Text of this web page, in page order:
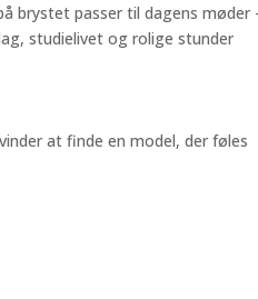
brystet passer til dagens møder
studielivet og rolige stunder
at finde en model, der føles